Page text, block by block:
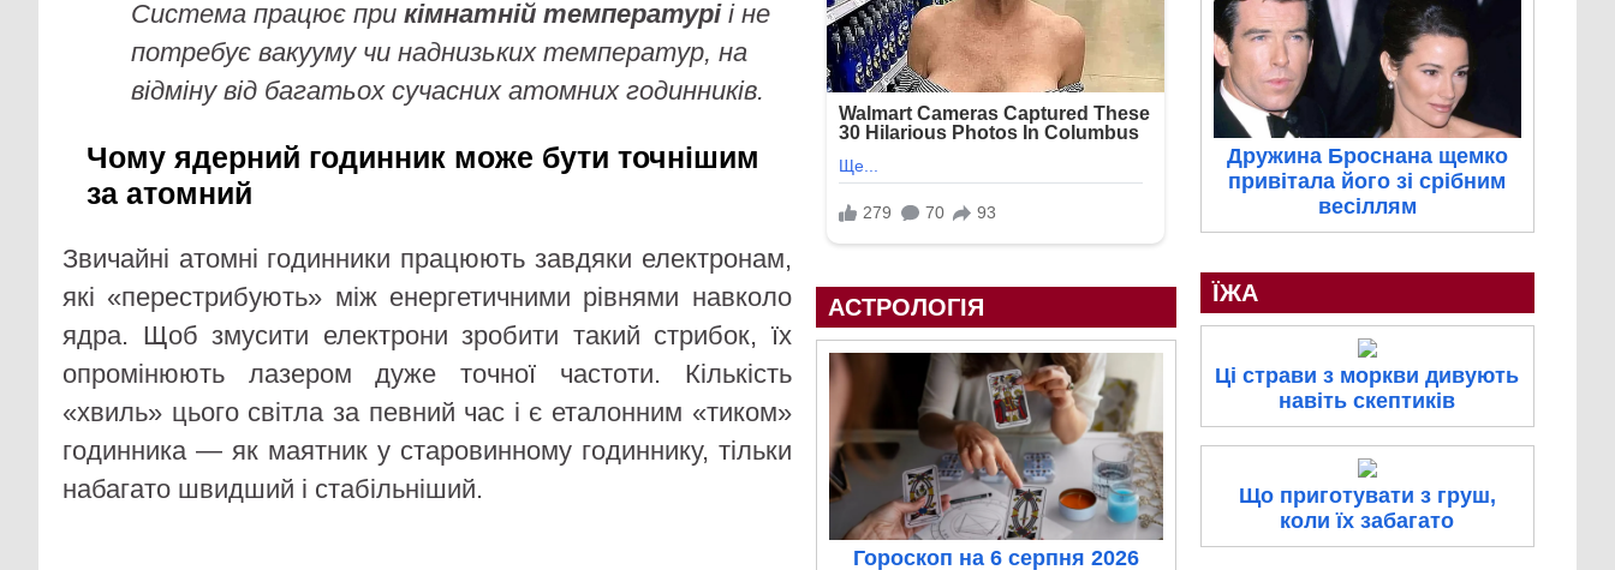
Система працює прикімнатній температуріі не
потребує вакууму чи наднизьких температур, на
відміну від багатьох сучасних атомних годинників.
Чому ядерний годинник може бути точнішим
за атомний
Звичайні атомні годинники працюють завдяки електронам,
які «перестрибують» між енергетичними рівнями навколо
ядра. Щоб змусити електрони зробити такий стрибок, їх
опромінюють лазером дуже точної частоти. Кількість
«хвиль» цього світла за певний час і є еталонним «тиком»
годинника — як маятник у старовинному годиннику, тільки
набагато швидший і стабільніший.
АСТРОЛОГІЯ
Гороскоп на 6 серпня 2026
Дружина Броснана щемко
привітала його зі срібним
весіллям
ЇЖА
Ці страви з моркви дивують
навіть скептиків
Що приготувати з груш,
коли їх забагато